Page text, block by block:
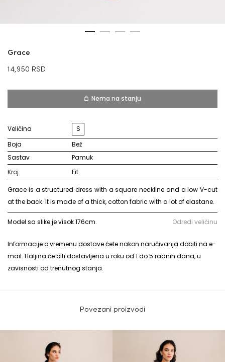
Grace
14,950 RSD
Nema na stanju
Veličina
S
Boja
bež
Sastav
pamuk
Kroj
Fit
Grace is a structured dress with a square neckline and a low V-cut
at the back. It is made of a thick, cotton fabric with a lot of elastane.
Model sa slike je visok 176cm. Odredi veličinu
Informacije o vremenu dostave ćete nakon naručivanja dobiti na e-
mail. Haljina će biti dostavljena u roku od 1 do 5 radnih dana, u
zavisnosti od trenutnog stanja.
Povezani proizvodi